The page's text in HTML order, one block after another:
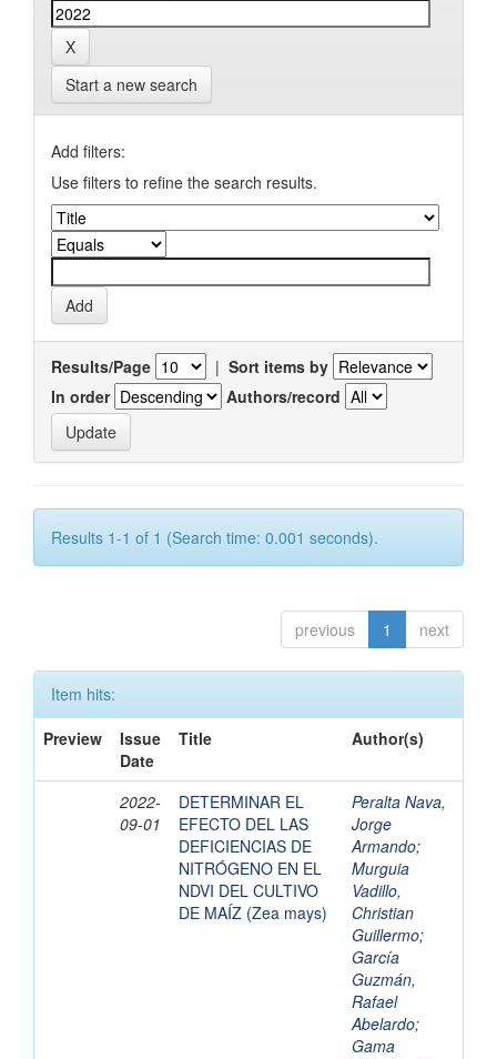
Start a new search
Add filters:
Use filters to refine the search results.
Results/Page | Sort items by
In order
Authors/record
Results 1-1 of 1 (Search time: 0.001 seconds).
previous 1 next
Item hits:
Preview
Issue
Date
Title Author(s)
2022-
09-01
DETERMINAR EL
EFECTO DEL LAS
DEFICIENCIAS DE
NITRÓGENO EN EL
NDVI DEL CULTIVO
DE MAÍZ (Zea mays)
Peralta Nava,
Jorge
Armando;
Murguia
Vadillo,
Christian
Guillermo;
García
Guzmán,
Rafael
Abelardo;
Gama